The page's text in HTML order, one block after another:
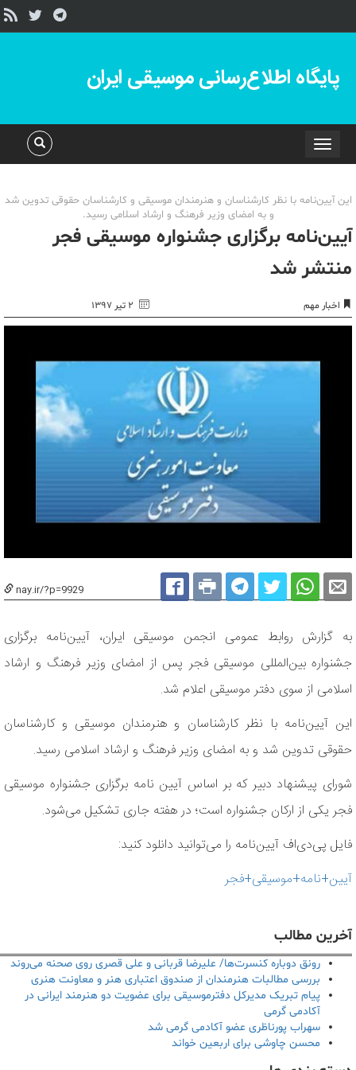
پایگاه اطلاع‌رسانی موسیقی ایران
Toggle
navigation
این آیین‌نامه با نظر کارشناسان و هنرمندان موسیقی و کارشناسان حقوقی تدوین شد
و به امضای وزیر فرهنگ و ارشاد اسلامی رسید.
آیین‌نامه برگزاری جشنواره موسیقی فجر
منتشر شد
اخبار مهم ۲ تیر ۱۳۹۷
nay.ir/?p=9929
به گزارش روابط عمومی انجمن موسیقی ایران، آیین‌نامه برگزاری
جشنواره بین‌المللی موسیقی فجر پس از امضای وزیر فرهنگ و ارشاد
اسلامی از سوی دفتر موسیقی اعلام شد.
این آیین‌نامه با نظر کارشناسان و هنرمندان موسیقی و کارشناسان
حقوقی تدوین شد و به امضای وزیر فرهنگ و ارشاد اسلامی رسید.
شورای پیشنهاد دبیر که بر اساس آیین نامه برگزاری جشنواره موسیقی
فجر یکی از ارکان جشنواره است؛ در هفته جاری تشکیل می‌شود.
فایل پی‌دی‌اف آیین‌نامه را می‌توانید دانلود کنید:
آیین+نامه+موسیقی+فجر
آخرین مطالب
رونق دوباره کنسرت‌ها/ علیرضا قربانی و علی قصری روی صحنه می‌روند
بررسی مطالبات هنرمندان از صندوق اعتباری هنر و معاونت هنری
پیام تبریک مدیرکل دفترموسیقی برای عضویت دو هنرمند ایرانی در
آکادمی گرمی
سهراب پورناظری عضو آکادمی گرمی شد
محسن چاوشی برای اربعین خواند